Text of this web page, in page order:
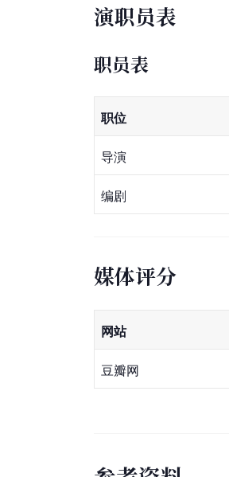
演职员表
职员表
职位
导演
编剧
媒体评分
网站
豆瓣网